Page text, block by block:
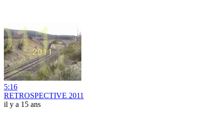
5:16
RETROSPECTIVE 2011
il y a 15 ans